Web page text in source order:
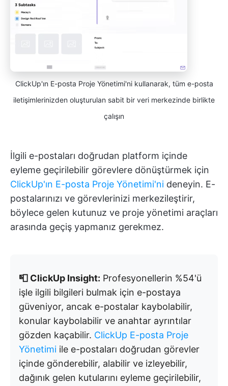
ClickUp'ın E-posta Proje Yönetimi'ni kullanarak, tüm e-posta
iletişimlerinizden oluşturulan sabit bir veri merkezinde birlikte
çalışın
İlgili e-postaları doğrudan platform içinde
eyleme geçirilebilir görevlere dönüştürmek için
ClickUp'ın E-posta Proje Yönetimi'ni deneyin. E-
postalarınızı ve görevlerinizi merkezileştirir,
böylece gelen kutunuz ve proje yönetimi araçları
arasında geçiş yapmanız gerekmez.
📮 ClickUp Insight: Profesyonellerin %54'ü
işle ilgili bilgileri bulmak için e-postaya
güveniyor, ancak e-postalar kaybolabilir,
konular kaybolabilir ve anahtar ayrıntılar
gözden kaçabilir. ClickUp E-posta Proje
Yönetimi ile e-postaları doğrudan görevler
içinde gönderebilir, alabilir ve izleyebilir,
dağınık gelen kutularını eyleme geçirilebilir,